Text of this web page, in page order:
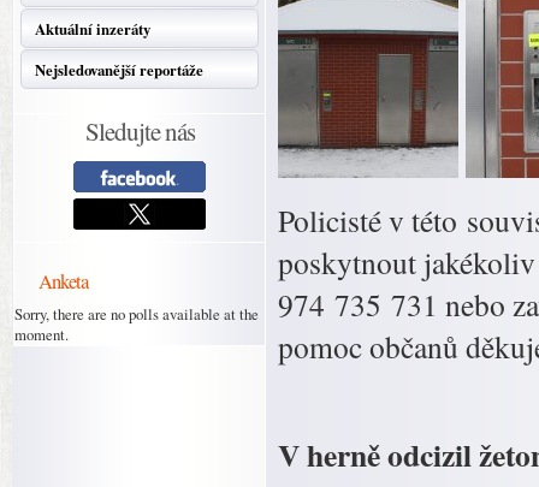
Aktuální inzeráty
Nejsledovanější reportáže
Sledujte nás
Anketa
Sorry, there are no polls available at the
moment.
Policisté v této
poskytnout
974 735 731 nebo
pomoc občanů
V herně odcizil